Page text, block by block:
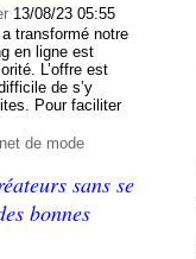
13/08/23 05:55
transformé notre
en ligne est
L’offre est
de s’y
Pour faciliter
de mode
sans se
bonnes